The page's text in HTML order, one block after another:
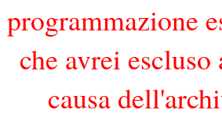
programmazione
che avrei
causa